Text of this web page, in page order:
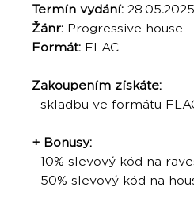
Termín vydání: 28.05.2025
Žánr: Progressive house
Formát: FLAC
Zakoupením získáte:
- skladbu ve formátu
+ Bonusy:
- 10% slevový kód na
- 50% slevový kód na